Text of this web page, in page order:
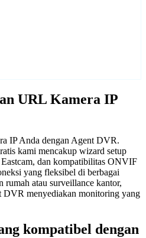
URL Kamera IP
IP Anda dengan Agent DVR.
kami mencakup wizard setup
dan kompatibilitas ONVIF
yang fleksibel di berbagai
atau surveillance kantor,
DVR menyediakan monitoring yang
kompatibel dengan